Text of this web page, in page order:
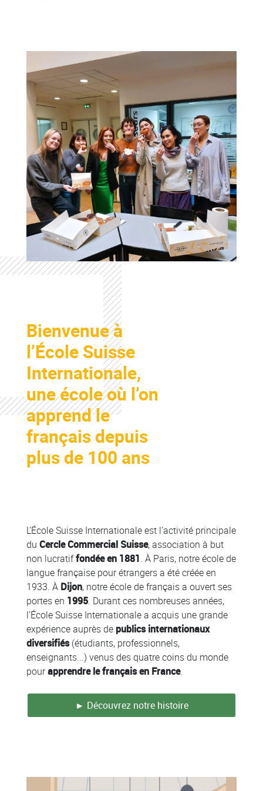
Colonne
Bienvenue à
l’École Suisse
Internationale,
une école où l’on
apprend le
français depuis
plus de 100 ans
Colonne
L’École Suisse Internationale est l’activité principale
du Cercle Commercial Suisse, association à but
non lucratiffondée en 1881. À Paris, notre école de
langue française pour étrangers a été créée en
1933. À Dijon, notre école de français a ouvert ses
portes en 1995. Durant ces nombreuses années,
l’École Suisse Internationale a acquis une grande
expérience auprès de publics internationaux
diversifiés(étudiants, professionnels,
enseignants...) venus des quatre coins du monde
pourapprendre le français en France.
► Découvrez notre histoire
Colonne